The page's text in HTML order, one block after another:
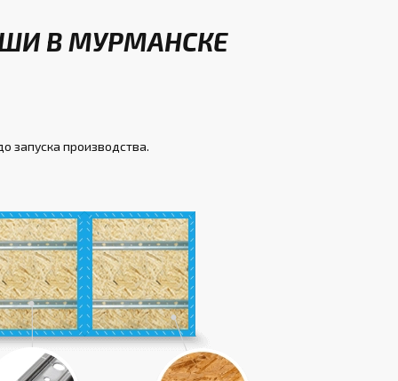
В МУРМАНСКЕ
запуска производства.